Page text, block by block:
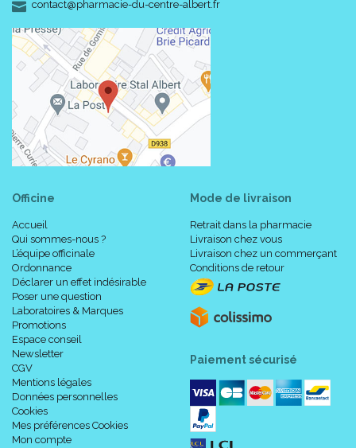
contact-
@-
pharmacie-du-centre-albert.fr
Officine
Accueil
Qui sommes-nous ?
L’équipe officinale
Ordonnance
Déclarer un effet indésirable
Poser une question
Laboratoires & Marques
Promotions
Espace conseil
Newsletter
CGV
Mentions légales
Données personnelles
Cookies
Mes préférences Cookies
Mon compte
Mode de livraison
Retrait dans la pharmacie
Livraison chez vous
Livraison chez un commerçant
Conditions de retour
Paiement sécurisé